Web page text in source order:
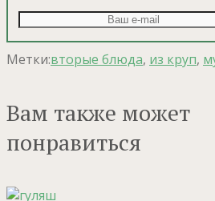
Метки:вторые блюда, из круп,
Вам также может
понравиться